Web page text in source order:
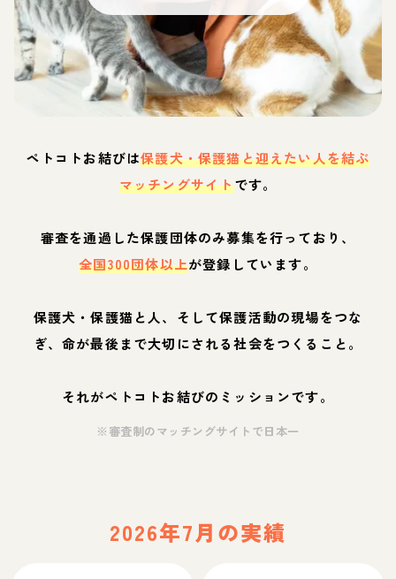
ペトコトお結びは保護犬・保護猫と迎えたい人を結ぶ
マッチングサイトです。
審査を通過した保護団体のみ募集を行っており、
全国300団体以上が登録しています。
保護犬・保護猫と人、そして保護活動の現場をつな
ぎ、命が最後まで大切にされる社会をつくること。
それがペトコトお結びのミッションです。
※審査制のマッチングサイトで日本一
2026年7月の実績